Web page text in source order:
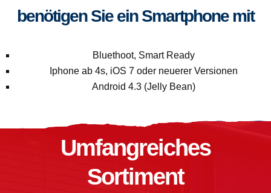
benötigen Sie ein Smartphone mit
Bluethoot, Smart Ready
Iphone ab 4s, iOS 7 oder neuerer Versionen
Android 4.3 (Jelly Bean)
Umfangreiches
Sortiment